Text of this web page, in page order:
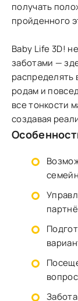
получать
пройденного
Baby Life 3D!
заботами —
распределять
родам и
все тонкости
создавая